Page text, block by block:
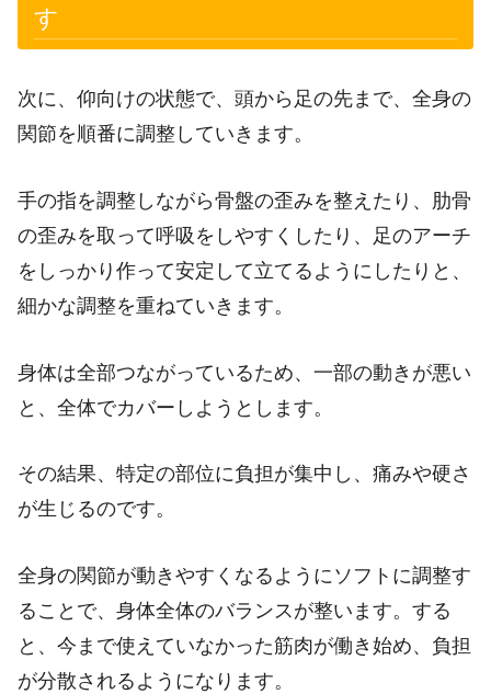
す
次に、仰向けの状態で、頭から足の先まで、全身の
関節を順番に調整していきます。
手の指を調整しながら骨盤の歪みを整えたり、肋骨
の歪みを取って呼吸をしやすくしたり、足のアーチ
をしっかり作って安定して立てるようにしたりと、
細かな調整を重ねていきます。
身体は全部つながっているため、一部の動きが悪い
と、全体でカバーしようとします。
その結果、特定の部位に負担が集中し、痛みや硬さ
が生じるのです。
全身の関節が動きやすくなるようにソフトに調整す
ることで、身体全体のバランスが整います。する
と、今まで使えていなかった筋肉が働き始め、負担
が分散されるようになります。